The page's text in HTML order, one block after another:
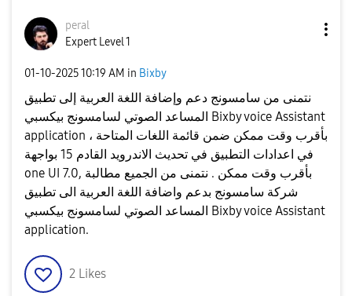
peral
Expert Level 1
‎01-10-202510:19 AM in Bixby
نتمنى من سامسونج دعم وإضافة اللغة العربية إلى تطبيق
المساعد الصوتي لسامسونج بيكسبي Bixby voice Assistant
application ، بأقرب وقت ممكن ضمن قائمة اللغات المتاحة
في اعدادات التطبيق في تحديث الاندرويد القادم 15 بواجهة
one UI 7.0, بأقرب وقت ممكن . نتمنى من الجميع مطالبة
شركة سامسونج بدعم واضافة اللغة العربية الى تطبيق
المساعد الصوتي لسامسونج بيكسبي Bixby voice Assistant
application.
2 Likes